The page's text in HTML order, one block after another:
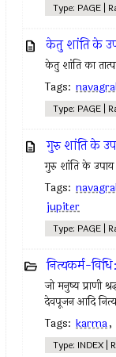
Type: PAGE |
केतु शांति के
केतु शांति का
Tags:
Type: PAGE |
गुरु शांति के
गुरु शांति के
Tags:
jupiter
Type: PAGE |
नित्यकर्म-विधि:
जो मनुष्य प्राणी
देवपूजन आदि
Tags: karma,
Type: INDEX |